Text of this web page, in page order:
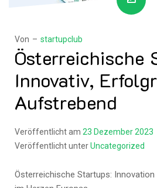
Von – startupclub
Österreichische
Innovativ,
Aufstrebend
Veröffentlicht am 23 Dezember 2023
Veröffentlicht unterUncategorized
Österreichische Startups: